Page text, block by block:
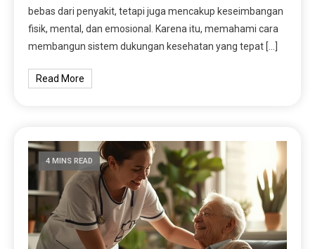
bebas dari penyakit, tetapi juga mencakup keseimbangan
fisik, mental, dan emosional. Karena itu, memahami cara
membangun sistem dukungan kesehatan yang tepat […]
Read More
4 MINS READ